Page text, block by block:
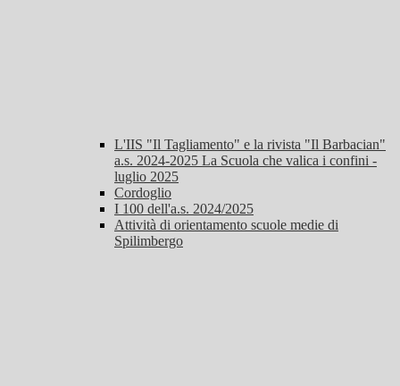
L'IIS "Il Tagliamento" e la rivista "Il Barbacian"
a.s. 2024-2025 La Scuola che valica i confini -
luglio 2025
Cordoglio
I 100 dell'a.s. 2024/2025
Attività di orientamento scuole medie di
Spilimbergo